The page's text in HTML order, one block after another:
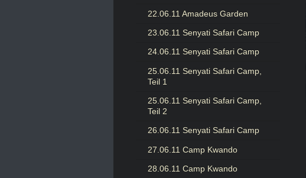
22.06.11 Amadeus Garden
23.06.11 Senyati Safari Camp
24.06.11 Senyati Safari Camp
25.06.11 Senyati Safari Camp,
Teil 1
25.06.11 Senyati Safari Camp,
Teil 2
26.06.11 Senyati Safari Camp
27.06.11 Camp Kwando
28.06.11 Camp Kwando